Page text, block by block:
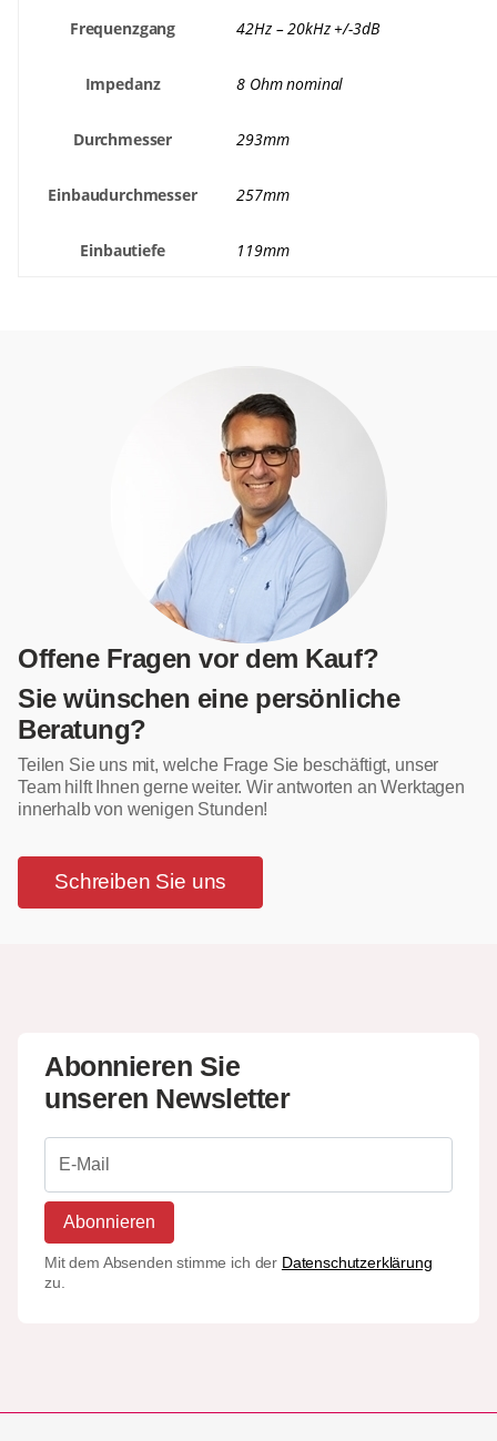
Frequenzgang 42Hz – 20kHz +/-3dB
Impedanz 8 Ohm nominal
Durchmesser 293mm
Einbaudurchmesser 257mm
Einbautiefe 119mm
Offene Fragen vor dem Kauf?
Sie wünschen eine persönliche
Beratung?
Teilen Sie uns mit, welche Frage Sie beschäftigt, unser
Team hilft Ihnen gerne weiter. Wir antworten an Werktagen
innerhalb von wenigen Stunden!
Schreiben Sie uns
Abonnieren Sie
unseren Newsletter
Abonnieren
Mit dem Absenden stimme ich der Datenschutzerklärung
zu.